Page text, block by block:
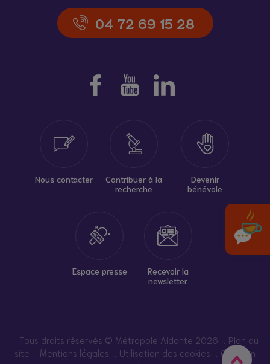
04 72 69 15 28
Nous contacter
Contribuer à la
recherche
Devenir
bénévole
Espace presse
Recevoir la
newsletter
Tous droits réservés © Métropole Aidante 2026
Plan du
site
Mentions légales Utilisation des cookies
Création